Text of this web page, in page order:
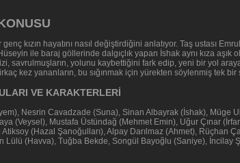
kızın hayatını nasıl değiştirdiğini anlatıyor. Taş ustası
ile baraj göllerinde dalgıçlık yapan İshak aynı kıza aşık
savrulmuşların, yolunu kaybettiğini fark edip, yeni bir yol
kez yananların, bu sığınmak için yürekten söylenmiş tek
VE KARAKTERLERİ
Nesrin Cavadzade (Suna), Sinan Albayrak (İshak), Müge
(Veysel), Mustafa Üstündağ (Mehmet Emin), Uğur Çınar
(Hazal Şanoğulları), Alpay Darılmaz (Ahmet), Rüçhan
(Havva), Tuğba Bekde, Songül Bayoğlu (Saniye), İncilay